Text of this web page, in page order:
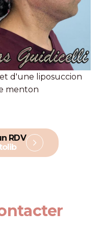
d'une liposuccion
menton
RDV